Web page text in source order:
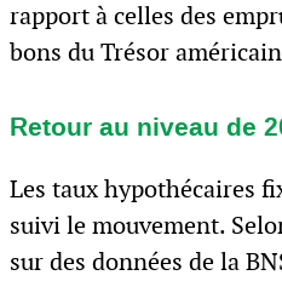
rapport à celles des
bons du Trésor
Retour au niveau de
Les taux hypothécaires
suivi le mouvement.
sur des données de la